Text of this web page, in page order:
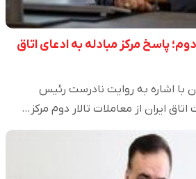
پاسخ مرکز مبادله به ادعای اتاق
با اشاره به روایت نادرست رئیس
ایران از معاملات تالار دوم مرکز…